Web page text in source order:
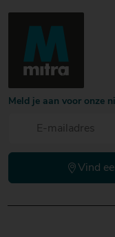
Meld je aan voor onze
Vind